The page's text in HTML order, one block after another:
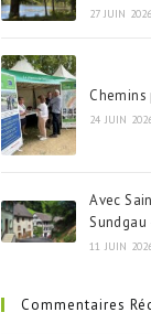
27 JUIN 2026
24 JUIN
Avec
11 JUIN
Commentaires